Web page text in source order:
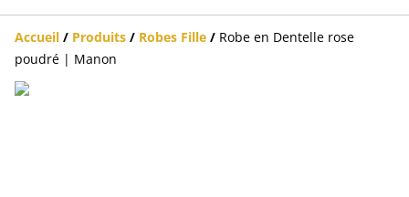
Accueil / Produits / Robes Fille / Robe en Dentelle rose
poudré | Manon